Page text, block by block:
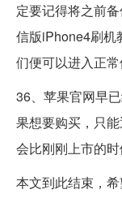
定要记得将之前
信版iPhone4刷机
们便可以进入正
36、苹果官网早
果想要购买，只
会比刚刚上市的时
本文到此结束，希